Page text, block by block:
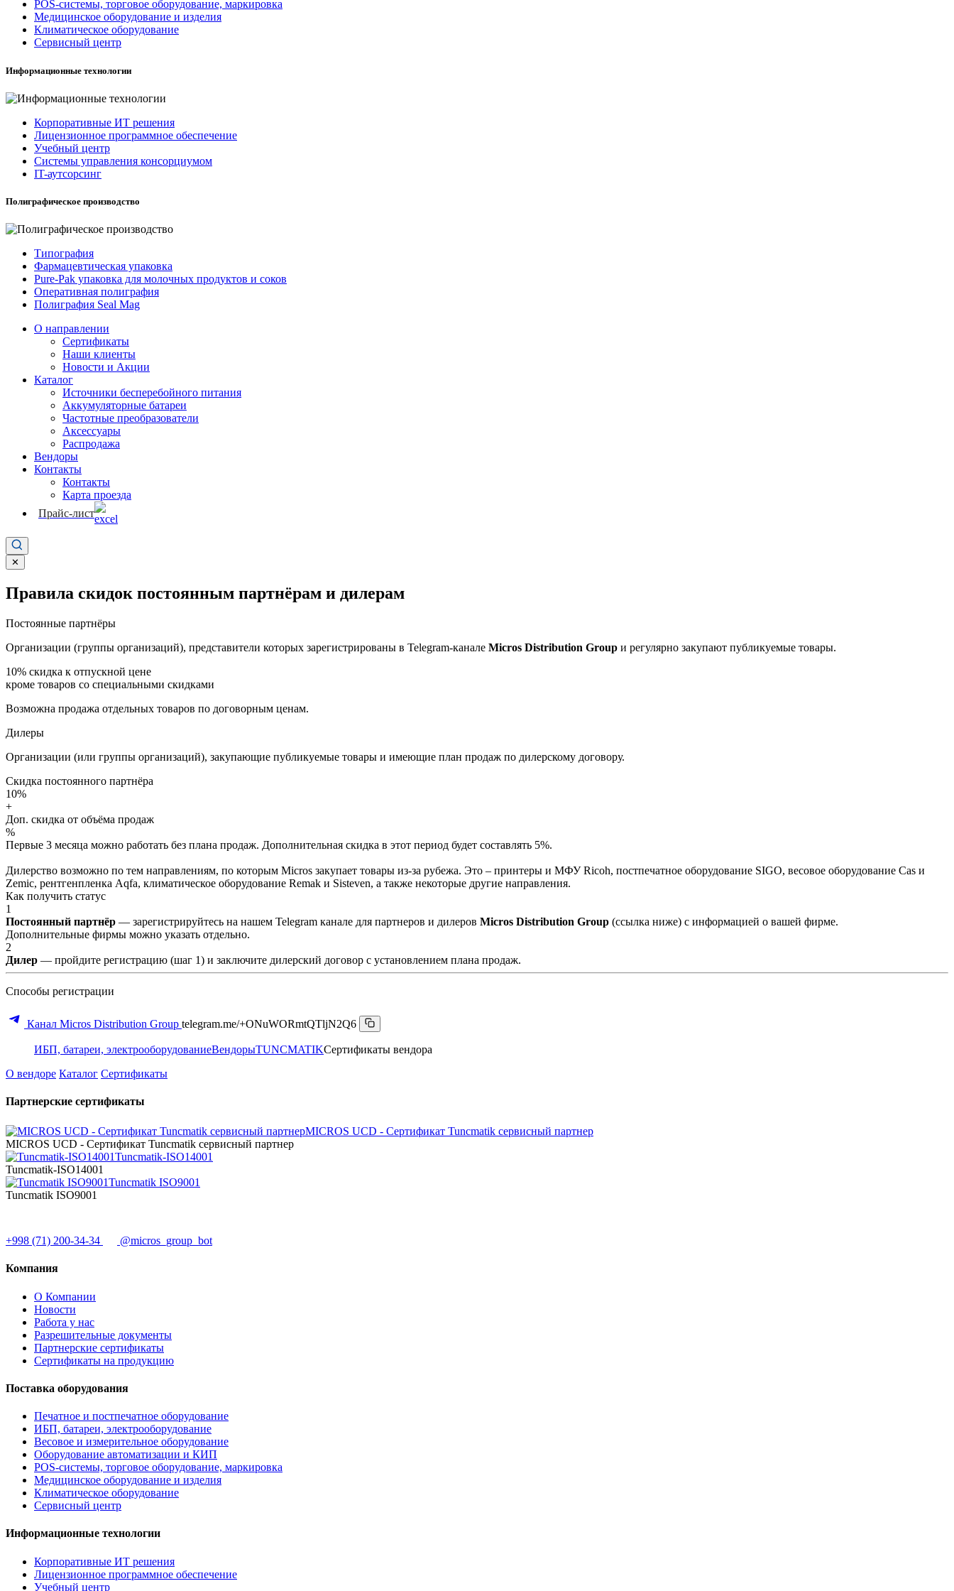
POS-системы, торговое оборудование, маркировка
Медицинское оборудование и изделия
Климатическое оборудование
Сервисный центр
Информационные технологии
Корпоративные ИТ решения
Лицензионное программное обеспечение
Учебный центр
Системы управления консорциумом
IT-аутсорсинг
Полиграфическое производство
Типография
Фармацевтическая упаковка
Pure-Pak упаковка для молочных продуктов и соков
Оперативная полиграфия
Полиграфия Seal Mag
О направлении
Сертификаты
Наши клиенты
Новости и Акции
Каталог
Источники бесперебойного питания
Аккумуляторные батареи
Частотные преобразователи
Аксессуары
Распродажа
Вендоры
Контакты
Контакты
Карта проезда
Прайс-лист
✕
Правила скидок постоянным партнёрам и дилерам
Постоянные партнёры
Организации (группы организаций), представители которых зарегистрированы в Telegram-канале Micros Distribution Group и регулярно закупают публикуемые товары.
10% скидка к отпускной цене
кроме товаров со специальными скидками
Возможна продажа отдельных товаров по договорным ценам.
Дилеры
Организации (или группы организаций), закупающие публикуемые товары и имеющие план продаж по дилерскому договору.
Скидка постоянного партнёра
10%
+
Доп. скидка от объёма продаж
%
Первые 3 месяца можно работать без плана продаж. Дополнительная скидка в этот период будет составлять 5%.
Дилерство возможно по тем направлениям, по которым Micros закупает товары из-за рубежа. Это – принтеры и МФУ Ricoh, постпечатное оборудование SIGO, весовое оборудование Cas и
Zemic, рентгенпленка Aqfa, климатическое оборудование Remak и Sisteven, а также некоторые другие направления.
Как получить статус
1
Постоянный партнёр — зарегистрируйтесь на нашем Telegram канале для партнеров и дилеров Micros Distribution Group (ссылка ниже) с информацией о вашей фирме.
Дополнительные фирмы можно указать отдельно.
2
Дилер — пройдите регистрацию (шаг 1) и заключите дилерский договор с установлением плана продаж.
Способы регистрации
Канал Micros Distribution Group telegram.me/+ONuWORmtQTljN2Q6
ИБП, батареи, электрооборудованиеВендорыTUNCMATIKСертификаты вендора
О вендоре Каталог Сертификаты
Партнерские сертификаты
MICROS UCD - Сертификат Tuncmatik сервисный партнер
MICROS UCD - Сертификат Tuncmatik сервисный партнер
Tuncmatik-ISO14001
Tuncmatik-ISO14001
Tuncmatik ISO9001
Tuncmatik ISO9001
+998 (71) 200-34-34 @micros_group_bot
Компания
О Компании
Новости
Работа у нас
Разрешительные документы
Партнерские сертификаты
Сертификаты на продукцию
Поставка оборудования
Печатное и постпечатное оборудование
ИБП, батареи, электрооборудование
Весовое и измерительное оборудование
Оборудование автоматизации и КИП
POS-системы, торговое оборудование, маркировка
Медицинское оборудование и изделия
Климатическое оборудование
Сервисный центр
Информационные технологии
Корпоративные ИТ решения
Лицензионное программное обеспечение
Учебный центр